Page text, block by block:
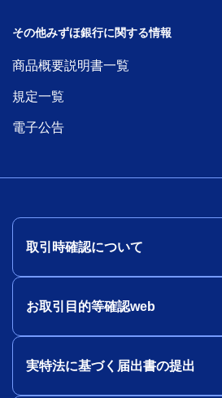
その他みずほ銀行に関する情報
商品概要説明書一覧
規定一覧
電子公告
取引時確認について
お取引目的等確認web
実特法に基づく届出書の提出